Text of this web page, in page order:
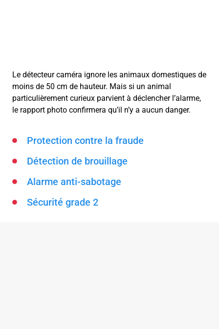
Le détecteur caméra ignore les animaux domestiques de
moins de 50 cm de hauteur. Mais si un animal
particulièrement curieux parvient à déclencher l’alarme,
le rapport photo confirmera qu’il n’y a aucun danger.
Protection contre la fraude
Détection de brouillage
Alarme anti-sabotage
Sécurité grade 2